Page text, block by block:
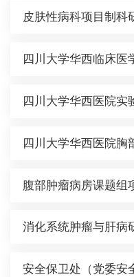
皮肤性病科项目制科
四川大学华西临床医
四川大学华西医院实
四川大学华西医院胸
腹部肿瘤病房课题组
消化系统肿瘤与肝病
安全保卫处（党委安